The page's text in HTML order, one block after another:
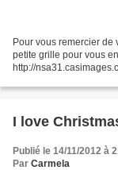
Pour vous remercier de
petite grille pour vous en
http://
I love
Publié le 14/11/2012 à
Par Carmela